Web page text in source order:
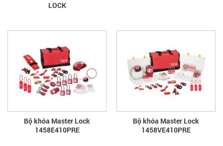
LOCK
Bộ khóa Master Lock
1458E410PRE
Bộ khóa Master Lock
1458VE410PRE